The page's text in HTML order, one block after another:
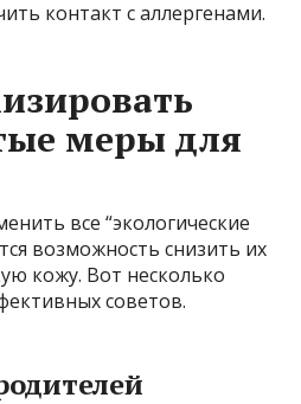
контакт с аллергенами.
меры для
все “экологические
возможность снизить их
кожу. Вот несколько
советов.